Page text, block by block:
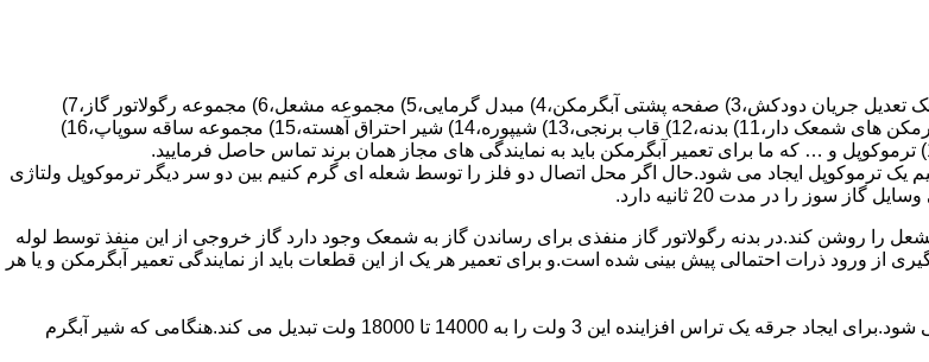
قطعات ساختمان آب گرم کن های دیواری شمعک دار عبارتند از : 1) کلاهک تعدیل،2) کلاهک تعدیل جریان دودکش،3) صفحه پشتی آبگرمکن،4) مبدل گرمایی،5) مجموعه مشعل،6) مجموعه رگولاتور گاز،7)
مجموعه رگولاتور آب،8) رویه آبگرمکن،9) صفحه پشتی آبگرمکن،10) رگولاتور آب در آبگرمکن های شمعک دار،11) بدنه،12) قاب برنجی،13) شیپوره،14) شیر احتراق آهسته،15) مجموعه ساقه سوپاپ،16)
یک ترموکوپل ایجاد می شود.حال اگر محل اتصال دو فلز را توسط شعله ای گرم کنیم بین دو سر دیگر ترموکوپل ولتاژی
روشن کند.در بدنه رگولاتور گاز منفذی برای رساندن گاز به شمعک وجود دارد گاز خروجی از این منفذ توسط لوله
ورود ذرات احتمالی پیش بینی شده است.و برای تعمیر هر یک از این قطعات باید از نمایندگی تعمیر آبگرمکن و یا هر
برد کنترل آبگرمکن:نیروی محرکه این برد از یک آدابتور یا دو عدد باتری 1/5 ولت تامین می شود.برای ایجاد جرقه یک تراس افزاینده این 3 ولت را به 14000 تا 18000 ولت تبدیل می کند.هنگامی که شیر آبگرم